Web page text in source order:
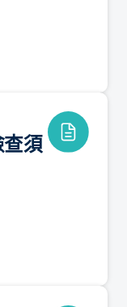
查須